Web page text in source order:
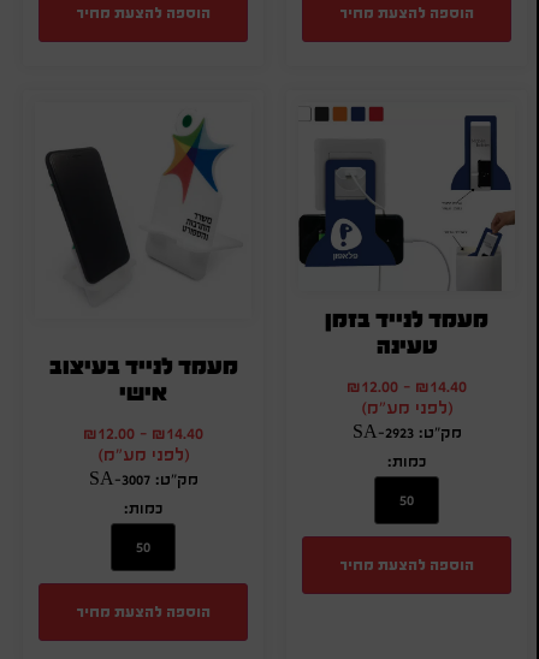
הוספה להצעת מחיר הוספה להצעת מחיר
מעמד לנייד בזמן
טעינה
₪14.40
-
₪12.00
(לפני מע"מ)
מק"ט: SA-2923
כמות:
הוספה להצעת מחיר
מעמד לנייד בעיצוב
אישי
₪14.40
-
₪12.00
(לפני מע"מ)
מק"ט: SA-3007
כמות:
הוספה להצעת מחיר